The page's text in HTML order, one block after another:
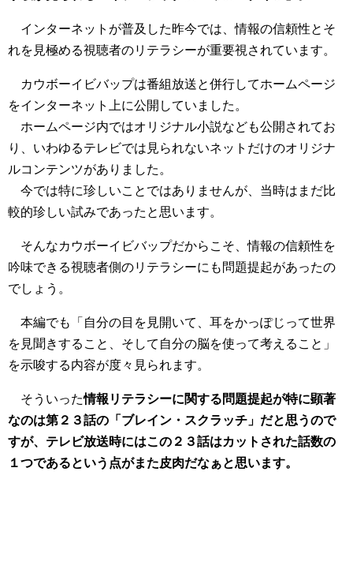
インターネットが普及した昨今では、情報の信頼性とそ
れを見極める視聴者のリテラシーが重要視されています。
カウボーイビバップは番組放送と併行してホームページ
をインターネット上に公開していました。
ホームページ内ではオリジナル小説なども公開されてお
り、いわゆるテレビでは見られないネットだけのオリジナ
ルコンテンツがありました。
今では特に珍しいことではありませんが、当時はまだ比
較的珍しい試みであったと思います。
そんなカウボーイビバップだからこそ、情報の信頼性を
吟味できる視聴者側のリテラシーにも問題提起があったの
でしょう。
本編でも「自分の目を見開いて、耳をかっぽじって世界
を見聞きすること、そして自分の脳を使って考えること」
を示唆する内容が度々見られます。
そういった情報リテラシーに関する問題提起が特に顕著
なのは第２３話の「ブレイン・スクラッチ」だと思うので
すが、テレビ放送時にはこの２３話はカットされた話数の
１つであるという点がまた皮肉だなぁと思います。